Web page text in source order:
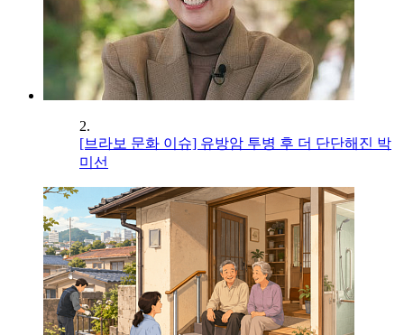
2.
[브라보 문화 이슈] 유방암 투병 후 더 단단해진 박
미선